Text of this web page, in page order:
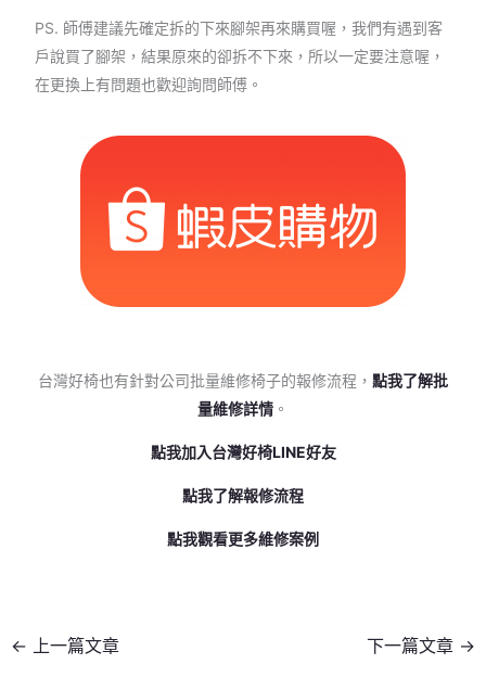
PS. 師傅建議先確定拆的下來腳架再來購買喔，我們有遇到客
戶說買了腳架，結果原來的卻拆不下來，所以一定要注意喔，
在更換上有問題也歡迎詢問師傅。
台灣好椅也有針對公司批量維修椅子的報修流程， 點我了解批
量維修詳情 。
點我加入台灣好椅LINE好友
點我了解報修流程
點我觀看更多維修案例
← 上一篇文章 下一篇文章 →